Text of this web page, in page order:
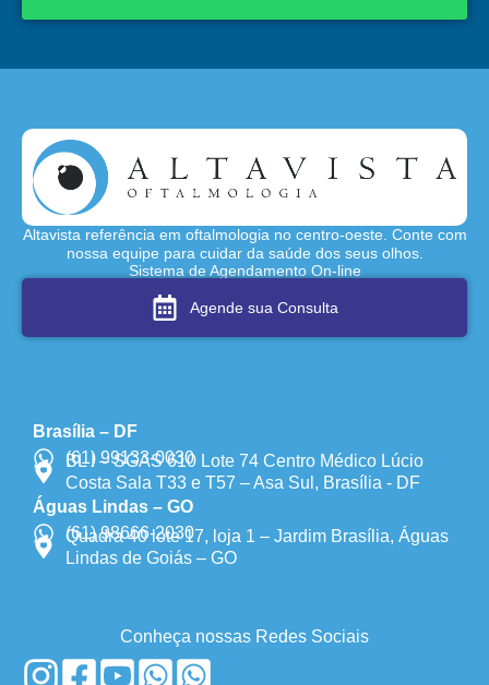
Altavista referência em oftalmologia no centro-oeste. Conte com
nossa equipe para cuidar da saúde dos seus olhos.
Sistema de Agendamento On-line
Agende sua Consulta
Brasília – DF
(61) 99133-0030
BL I – SGAS 610 Lote 74 Centro Médico Lúcio
Costa Sala T33 e T57 – Asa Sul, Brasília - DF
Águas Lindas – GO
(61) 98666-2030
Quadra 40 lote 17, loja 1 – Jardim Brasília, Águas
Lindas de Goiás – GO
Conheça nossas Redes Sociais